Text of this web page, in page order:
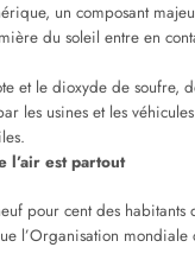
un composant
du soleil entre en
et le dioxyde de soufre,
les usines et les
l’air est partout
pour cent des habitants
l’Organisation mondiale